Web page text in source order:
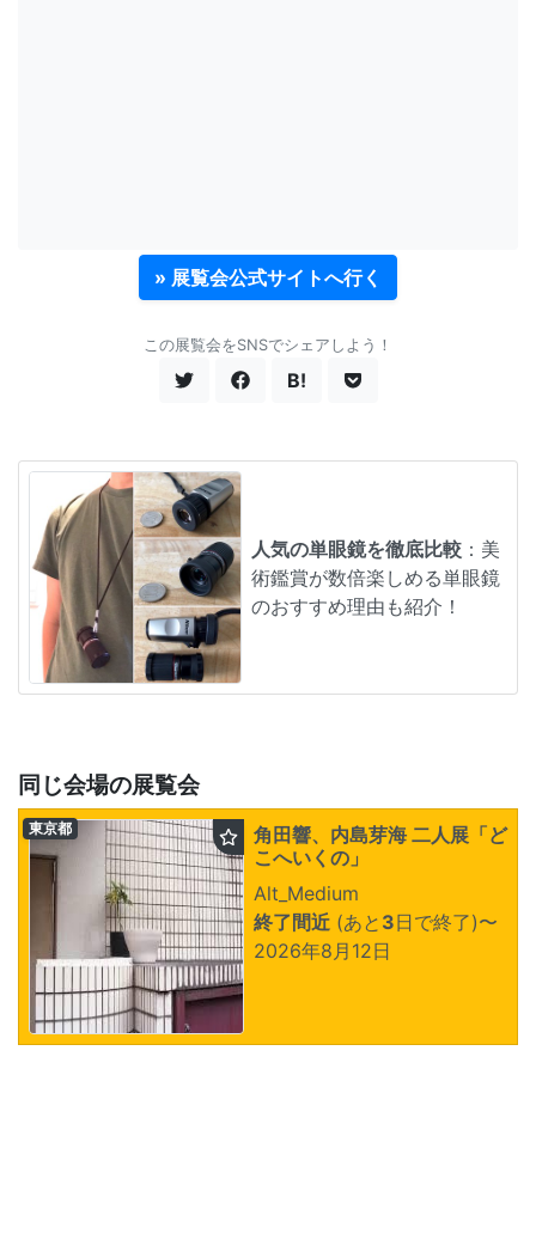
» 展覧会公式サイトへ行く
この展覧会をSNSでシェアしよう！
B!
人気の単眼鏡を徹底比較 ：美
術鑑賞が数倍楽しめる単眼鏡
のおすすめ理由も紹介！
同じ会場の展覧会
角田響、内島芽海 二人展「ど
こへいくの」
Alt_Medium
終了間近 (あと 3日で終了)〜
2026年8月12日
東京都